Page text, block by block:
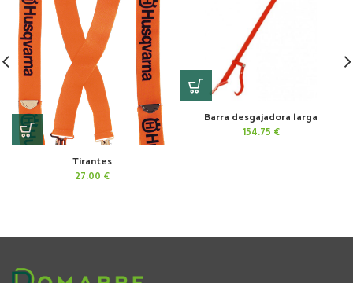
Tirantes
27.00 €
Barra desgajadora larga
154.75 €